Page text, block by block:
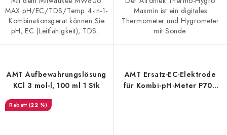
MAX pH/EC/TDS/Temp. 4-in-1-
Kombinationsgerät können Sie
pH, EC (Leitfähigkeit), TDS...
Maxmin ist ein digitales
Thermometer und Hygrometer
mit Sonde.
AMT Aufbewahrungslösung
KCl 3 mol-l, 100 ml 1 Stk
(22 %)
AMT Ersatz-EC-Elektrode
für Kombi-pH-Meter P700